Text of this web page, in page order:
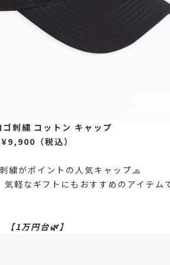
ゴ刺繍 コットン キャップ
¥9,900（税込）
繍がポイントの人気キャップ🧢
軽なギフトにもおすすめのアイテム
【1万円台🌿】